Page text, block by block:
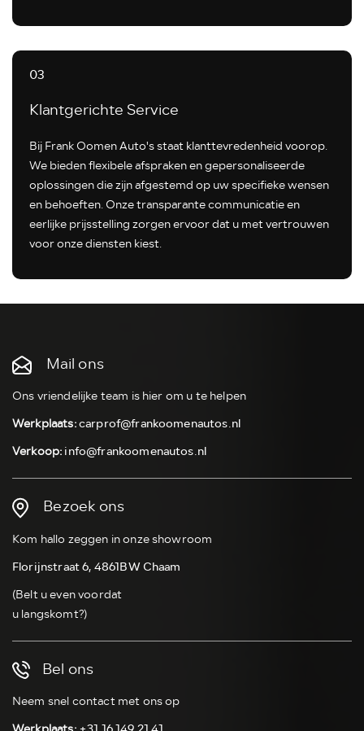
03
Klantgerichte Service
Bij Frank Oomen Auto's staat klanttevredenheid voorop.
We bieden flexibele afspraken en gepersonaliseerde
oplossingen die zijn afgestemd op uw specifieke wensen
en behoeften. Onze transparante communicatie en
eerlijke prijsstelling zorgen ervoor dat u met vertrouwen
voor onze diensten kiest.
Mail ons
Ons vriendelijke team is hier om u te helpen
Werkplaats:carprof@frankoomenautos.nl
Verkoop:info@frankoomenautos.nl
Bezoek ons
Kom hallo zeggen in onze showroom
Florijnstraat 6, 4861BW Chaam
(Belt u even voordat
u langskomt?)
Bel ons
Neem snel contact met ons op